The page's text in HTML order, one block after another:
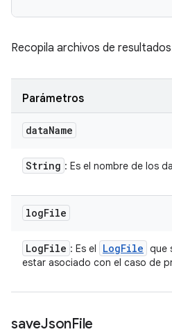
Recopila archivos de
Parámetros
dataName
String : Es el nombre de los
logFile
LogFile : Es el LogFile que
estar asociado con el caso de
saveJsonFile